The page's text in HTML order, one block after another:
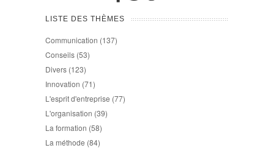
LISTE DES THÈMES
Communication (137)
Conseils (53)
Divers (123)
Innovation (71)
L'esprit d'entreprise (77)
L'organisation (39)
La formation (58)
La méthode (84)